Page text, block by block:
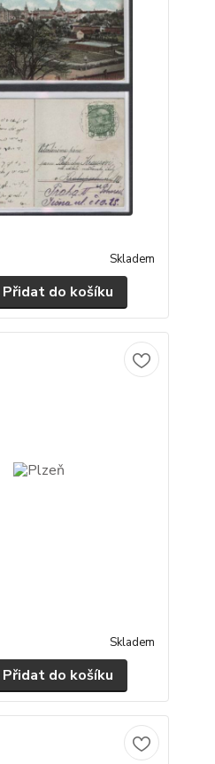
Skladem
Přidat do košíku
Skladem
Přidat do košíku